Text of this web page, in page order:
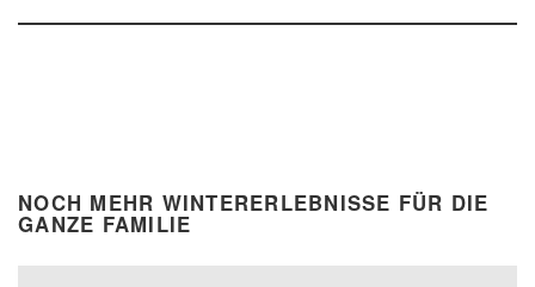
NOCH MEHR WINTERERLEBNISSE FÜR DIE
GANZE FAMILIE